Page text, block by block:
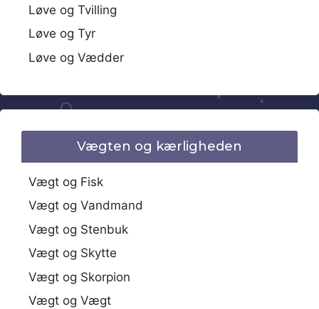
Løve og Tvilling
Løve og Tyr
Løve og Vædder
Vægten og kærligheden
Vægt og Fisk
Vægt og Vandmand
Vægt og Stenbuk
Vægt og Skytte
Vægt og Skorpion
Vægt og Vægt